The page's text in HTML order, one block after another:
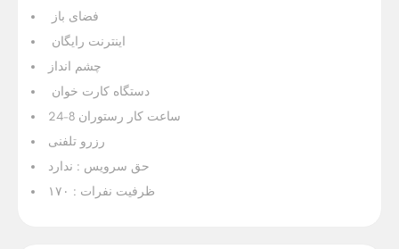
فضای باز
اینترنت رایگان
چشم انداز
دستگاه کارت خوان
ساعت کار رستوران 8-24
حق سرویس : ندارد
ظرفیت نفرات : ۱۷۰